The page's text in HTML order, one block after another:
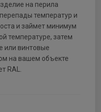
на перила
температур и
и займет минимум
температуре, затем
или винтовые
на вашем объекте
RAL.